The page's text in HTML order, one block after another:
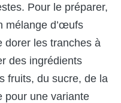
Pour le préparer,
mélange d’œufs
dorer les tranches à
des ingrédients
fruits, du sucre, de la
pour une variante